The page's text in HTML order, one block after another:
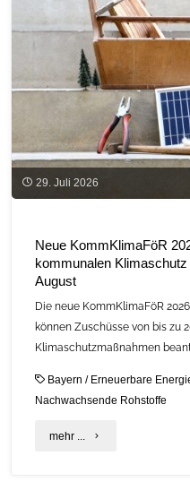
vor
Ort"
29. Juli 2026
Neue KommKlimaFöR
kommunalen
August
Die neue KommKlimaFöR
können Zuschüsse von bis zu
Klimaschutzmaßnahmen
Bayern / Erneuerbare
Nachwachsende Rohstoffe
mehr ... "Neue